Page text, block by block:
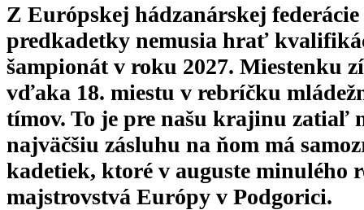
Z Európskej hádzanárskej
predkadetky nemusia hrať
šampionát v roku 2027. Miestenku
vďaka 18. miestu v rebríčku
tímov. To je pre našu krajinu zatiaľ
najväčšiu zásluhu na ňom má
kadetiek, ktoré v auguste minulého
majstrovstvá Európy v Podgorici.